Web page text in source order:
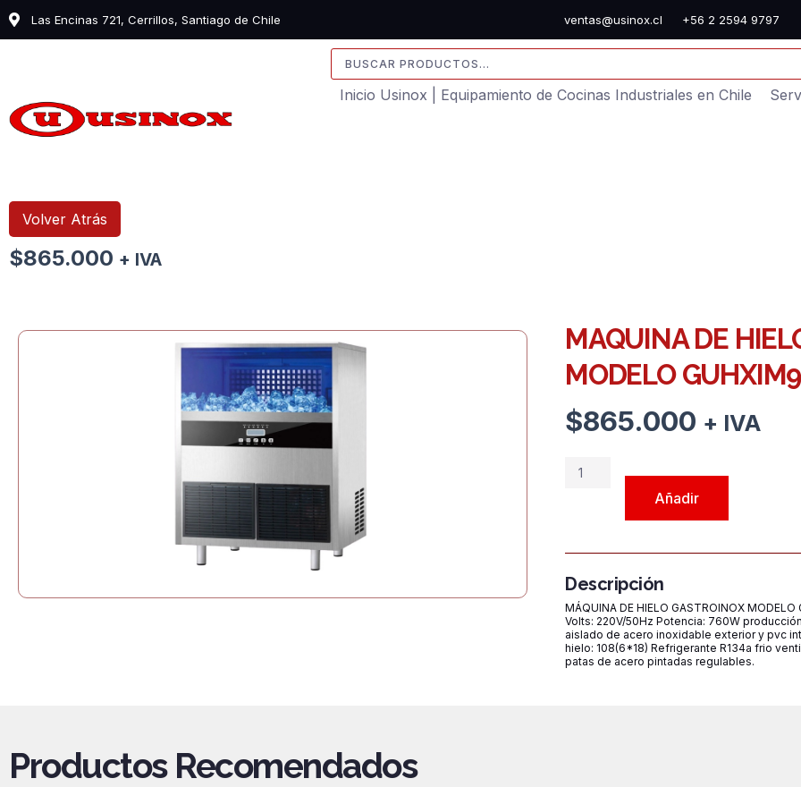
Las Encinas 721, Cerrillos, Santiago de Chile ventas@usinox.cl +56 2 2594 9797
Search
...
Inicio Usinox | Equipamiento de Cocinas Industriales en Chile
Volver Atrás
$865.000 + IVA
MAQUINA DE
MODELO
$865.000 + IVA
MAQUINA
MODELO
GUHXIM90
90K/día
cantidad
Añadir
Descripción
MÁQUINA DE HIELO GASTROINOX
Volts: 220V/50Hz Potencia: 760W
aislado de acero inoxidable exterior y pvc
hielo: 108(6*18) Refrigerante R134a frio
patas de acero pintadas regulables.
Productos Recomendados